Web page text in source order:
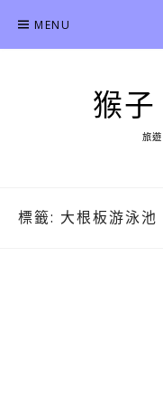
content
MENU
猴子
旅
標籤: 大根板游泳池